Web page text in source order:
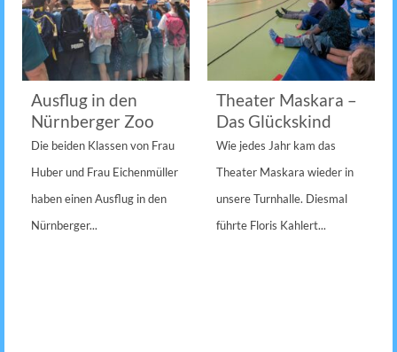
Ausflug in den
Nürnberger Zoo
Die beiden Klassen von Frau
Huber und Frau Eichenmüller
haben einen Ausflug in den
Nürnberger...
Theater Maskara –
Das Glückskind
Wie jedes Jahr kam das
Theater Maskara wieder in
unsere Turnhalle. Diesmal
führte Floris Kahlert...